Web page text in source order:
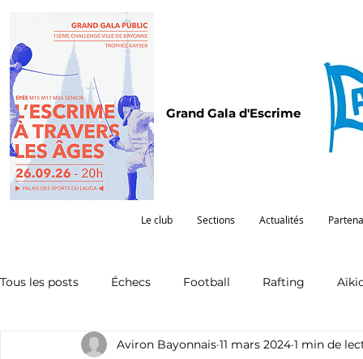
Grand Gala d'Escrime
Le club Sections Actualités
Tous les posts Échecs Football Rafting
Omnisports Partenariat Pelote Pentathlon
Aviron Bayonnais 11 mars 2024 1 min de